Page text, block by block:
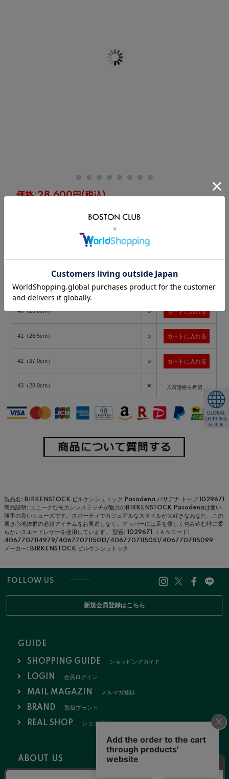
価格:28,600円(税込)
[ポイント還元 286ポイント～]
点
サイズ
在
庫
40（26.0cm） ○
41（26.5cm） ○
42（27.0cm） ○
43（28.0cm） × 入荷連絡を希望
製品名: BIRKENSTOCK ビルケンシュトック Pasadena パサデナ トープ 1029671
商品説明: ユニークなモカシンステッチが魅力のBIRKENSTOCK Pasadenaは使い
勝手の良いシューズです。スポーティでカジュアルなスタイルが大好きなあなた、この
履き心地抜群の必須アイテムをお見逃しなく。アッパーには足を優しく包み込む特に柔
らかいスエードレザーを使用しています。
型番: 1029671
ＪＡＮコード:
4067707114979/4067707115013/4067707115051/4067707115099
メーカー: BIRKENSTOCK ビルケンシュトック
FOLLOW US
新規会員登録はこちら
GUIDE
SHOPPING GUIDE ショッピングガイド
LOGIN 会員ログイン
MAIL MAGAZIN メルマガ登録
BRAND 取扱ブランド
REAL SHOP ショップ
ABOUT US